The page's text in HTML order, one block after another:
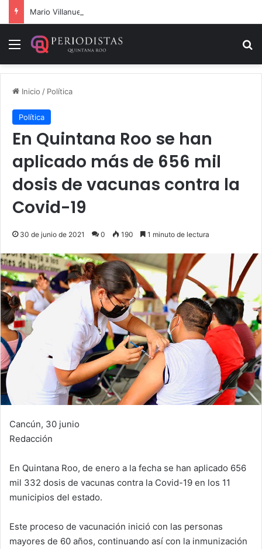
Mario Villanueva desmiente datos falsos sobre su caso
Menú
Inicio / Política
Política
En Quintana Roo se han
aplicado más de 656 mil
dosis de vacunas contra la
Covid-19
30 de junio de 2021 0 190 1 minuto de lectura
Cancún, 30 junio
Redacción
En Quintana Roo, de enero a la fecha se han aplicado 656
mil 332 dosis de vacunas contra la Covid-19 en los 11
municipios del estado.
Este proceso de vacunación inició con las personas
mayores de 60 años, continuando así con la inmunización